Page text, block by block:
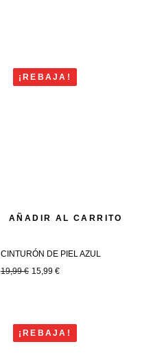
¡REBAJA!
AÑADIR AL CARRITO
CINTURÓN DE PIEL AZUL
19,99€ 15,99 €
¡REBAJA!